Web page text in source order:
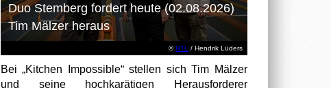
©RTL / Hendrik Lüders
Duo Stemberg fordert heute (02.08.2026)
Tim Mälzer heraus
Bei „Kitchen Impossible“ stellen sich Tim Mälzer
und seine hochkarätigen Herausforderer